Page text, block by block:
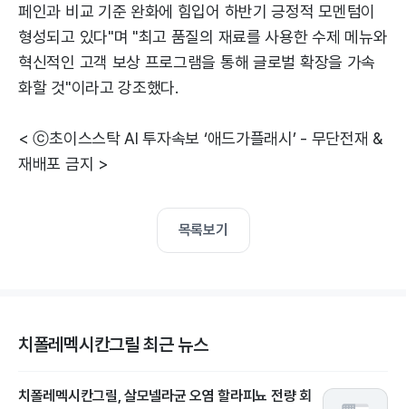
페인과 비교 기준 완화에 힘입어 하반기 긍정적 모멘텀이
형성되고 있다"며 "최고 품질의 재료를 사용한 수제 메뉴와
혁신적인 고객 보상 프로그램을 통해 글로벌 확장을 가속
화할 것"이라고 강조했다.
< ⓒ초이스스탁 AI 투자속보 ‘애드가플래시’ - 무단전재 &
재배포 금지 >
목록보기
치폴레멕시칸그릴 최근 뉴스
치폴레멕시칸그릴, 살모넬라균 오염 할라피뇨 전량 회